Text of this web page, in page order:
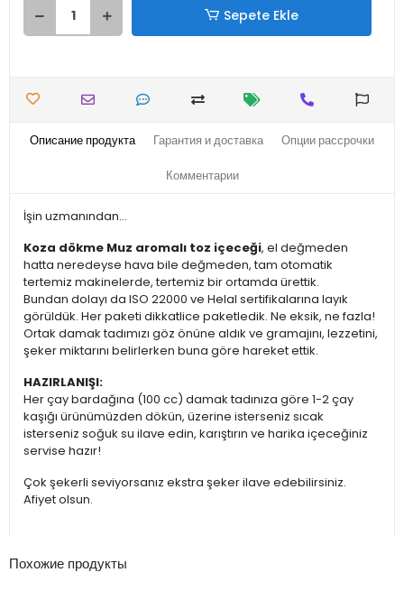
Sepete Ekle
Описание продукта Гарантия и доставка Опции рассрочки
Комментарии
İşin uzmanından...
Koza dökme Muz aromalı toz içeceği, el değmeden
hatta neredeyse hava bile değmeden, tam otomatik
tertemiz makinelerde, tertemiz bir ortamda ürettik.
Bundan dolayı da ISO 22000 ve Helal sertifikalarına layık
görüldük. Her paketi dikkatlice paketledik. Ne eksik, ne fazla!
Ortak damak tadımızı göz önüne aldık ve gramajını, lezzetini,
şeker miktarını belirlerken buna göre hareket ettik.
HAZIRLANIŞI:
Her çay bardağına (100 cc) damak tadınıza göre 1-2 çay
kaşığı ürünümüzden dökün, üzerine isterseniz sıcak
isterseniz soğuk su ilave edin, karıştırın ve harika içeceğiniz
servise hazır!
Çok şekerli seviyorsanız ekstra şeker ilave edebilirsiniz.
Afiyet olsun.
Похожие продукты